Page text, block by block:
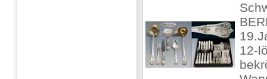
12-